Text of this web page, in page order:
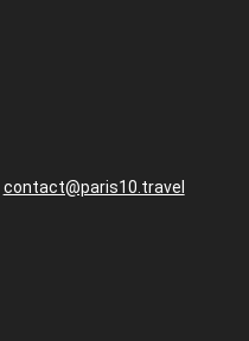
contact@paris10.travel